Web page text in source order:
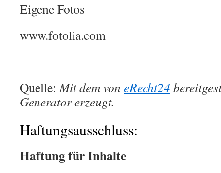
Eigene Fotos
www.fotolia.com
Quelle:Mit dem von eRecht24
Generator erzeugt.
Haftungsausschluss:
Haftung für Inhalte